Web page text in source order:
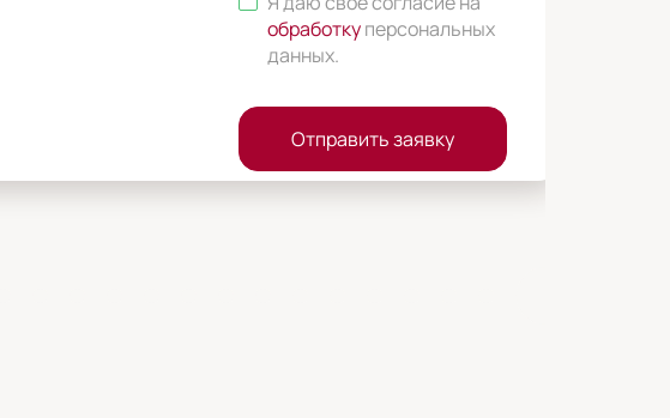
обработку персональных
данных.
Отправить заявку